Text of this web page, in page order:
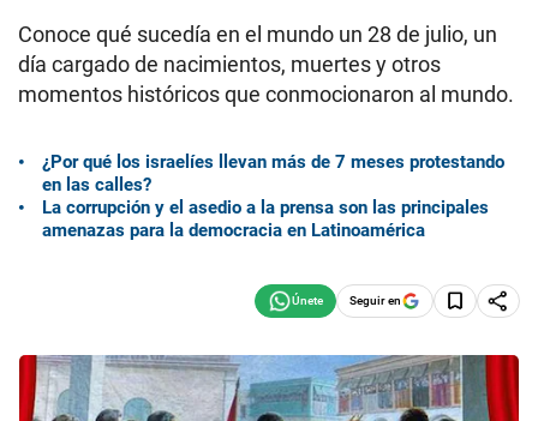
Conoce qué sucedía en el mundo un 28 de julio, un
día cargado de nacimientos, muertes y otros
momentos históricos que conmocionaron al mundo.
¿Por qué los israelíes llevan más de 7 meses protestando
en las calles?
La corrupción y el asedio a la prensa son las principales
amenazas para la democracia en Latinoamérica
Seguir en